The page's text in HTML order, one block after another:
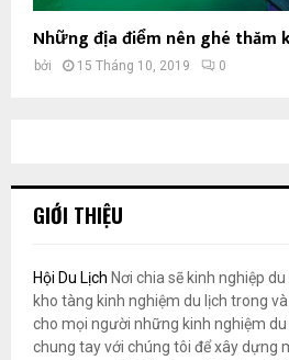
Những địa điểm nên ghé thăm
bởi 15 Tháng 10, 2019 0
GIỚI THIỆU
Hội Du Lịch Nơi chia sẽ kinh nghiệp
kho tàng kinh nghiệm du lịch trong
cho mọi người những kinh nghiệm du
chung tay với chúng tôi để xây dựng